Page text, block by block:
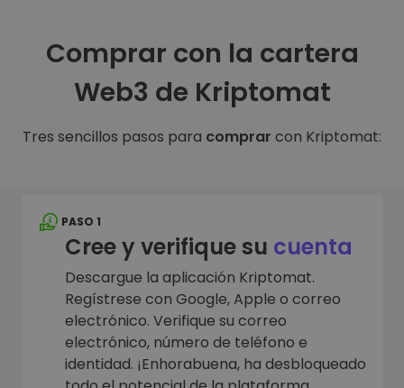
Comprar con la cartera
Web3 de Kriptomat
Tres sencillos pasos para comprar con Kriptomat:
PASO 1
Cree y verifique su cuenta
Descargue la aplicación Kriptomat.
Regístrese con Google, Apple o correo
electrónico. Verifique su correo
electrónico, número de teléfono e
identidad. ¡Enhorabuena, ha desbloqueado